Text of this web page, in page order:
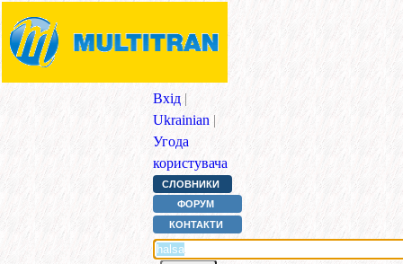
Вхід |
Ukrainian |
Угода
користувача
СЛОВНИКИ
ФОРУМ
КОНТАКТИ